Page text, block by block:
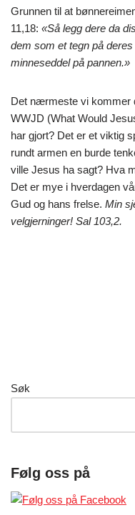
Grunnen til at
11,18: «Så legg dere da
dem som et tegn på
minneseddel på pannen.»
Det nærmeste vi kommer
WWJD (What Would
har gjort? Det er et viktig
rundt armen en burde
ville Jesus ha sagt? Hva
Det er mye i hverdagen
Gud og hans frelse. Min
velgjerninger! Sal 103,2.
Søk
Følg oss på